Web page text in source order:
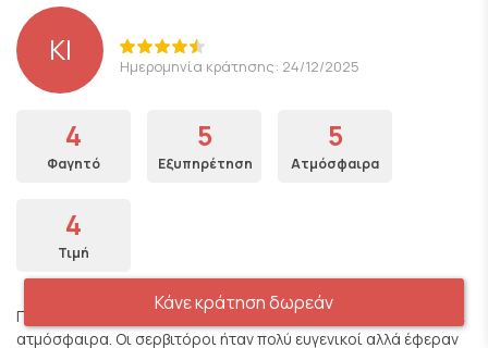
KI Ημερομηνία κράτησης: 24/12/2025
4
Φαγητό
5
Εξυπηρέτηση
5
Ατμόσφαιρα
4
Τιμή
Πολύ γευστικό φαγητό αλλά ήταν κρύο. Τέλεια διακόσμηση και
ατμόσφαιρα. Οι σερβιτόροι ήταν πολύ ευγενικοί αλλά έφεραν
Κάνε κράτηση δωρεάν